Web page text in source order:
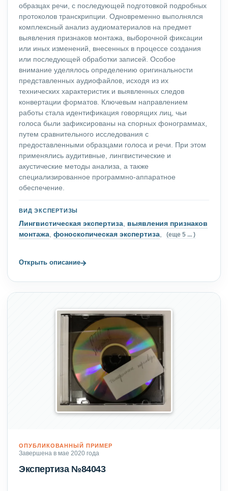
образцах речи, с последующей подготовкой подробных
протоколов транскрипции. Одновременно выполнялся
комплексный анализ аудиоматериалов на предмет
выявления признаков монтажа, выборочной фиксации
или иных изменений, внесенных в процессе создания
или последующей обработки записей. Особое
внимание уделялось определению оригинальности
представленных аудиофайлов, исходя из их
технических характеристик и выявленных следов
конвертации форматов. Ключевым направлением
работы стала идентификация говорящих лиц, чьи
голоса были зафиксированы на спорных фонограммах,
путем сравнительного исследования с
предоставленными образцами голоса и речи. При этом
применялись аудитивные, лингвистические и
акустические методы анализа, а также
специализированное программно-аппаратное
обеспечение.
ВИД ЭКСПЕРТИЗЫ
Лингвистическая экспертиза, выявления признаков
монтажа, фоноскопическая экспертиза, (еще 5 ... )
Открыть описание→
ОПУБЛИКОВАННЫЙ ПРИМЕР
Завершена в мае 2020 года
Экспертиза №84043